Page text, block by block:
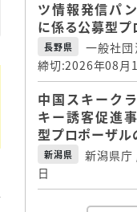
ツ情報発信パ
に係る公募型
長野県
一般社
締切:2026年08月
中国スキーク
キー誘客促進
型プロポーザル
新潟県
新潟県
日